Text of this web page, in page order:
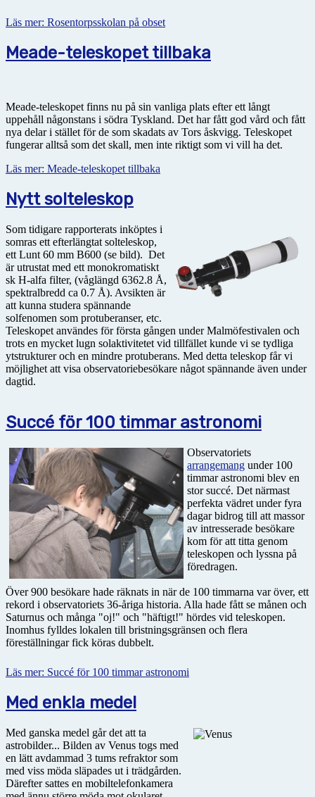
Läs mer: Rosentorpsskolan på obset
Meade-teleskopet tillbaka
Meade-teleskopet finns nu på sin vanliga plats efter ett långt
uppehåll någonstans i södra Tyskland. Det har fått god vård och fått
nya delar i stället för de som skadats av Tors åskvigg. Teleskopet
fungerar alltså som det skall, men inte riktigt som vi vill ha det.
Läs mer: Meade-teleskopet tillbaka
Nytt solteleskop
Som tidigare rapporterats inköptes i
somras ett efterlängtat solteleskop,
ett Lunt 60 mm B600 (se bild). Det
är utrustat med ett monokromatiskt
sk H-alfa filter, (våglängd 6362.8 Å,
spektralbredd ca 0.7 Å). Avsikten är
att kunna studera spännande
solfenomen som protuberanser, etc.
Teleskopet användes för första gången under Malmöfestivalen och
trots en mycket lugn solaktivitetet vid tillfället kunde vi se tydliga
ytstrukturer och en mindre protuberans. Med detta teleskop får vi
möjlighet att visa observatoriebesökare något spännande även under
dagtid.
Succé för 100 timmar astronomi
Observatoriets
arrangemang under 100
timmar astronomi blev en
stor succé. Det närmast
perfekta vädret under fyra
dagar bidrog till att massor
av intresserade besökare
kom för att titta genom
teleskopen och lyssna på
föredragen.
Över 900 besökare hade räknats in när de 100 timmarna var över, ett
rekord i observatoriets 36-åriga historia. Alla hade fått se månen och
Saturnus och många "oj!" och "häftigt!" hördes vid teleskopen.
Inomhus fylldes lokalen till bristningsgränsen och flera
föreställningar fick köras dubbelt.
Läs mer: Succé för 100 timmar astronomi
Med enkla medel
Med ganska medel går det att ta
astrobilder... Bilden av Venus togs med
en lätt avdammad 3 tums refraktor som
med viss möda släpades ut i trädgården.
Därefter sattes en mobiltelefonkamera